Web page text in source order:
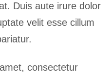
Duis aute irure dolor
velit esse cillum
consectetur